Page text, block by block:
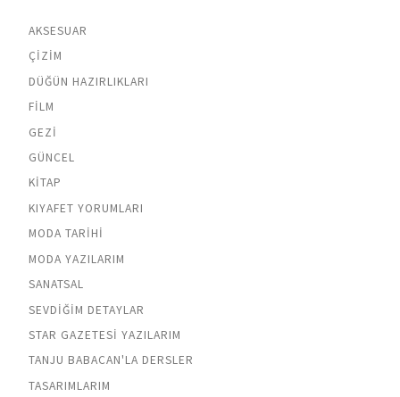
AKSESUAR
ÇIZIM
DÜĞÜN HAZIRLIKLARI
FILM
GEZI
GÜNCEL
KITAP
KIYAFET YORUMLARI
MODA TARIHI
MODA YAZILARIM
SANATSAL
SEVDIĞIM DETAYLAR
STAR GAZETESI YAZILARIM
TANJU BABACAN'LA DERSLER
TASARIMLARIM